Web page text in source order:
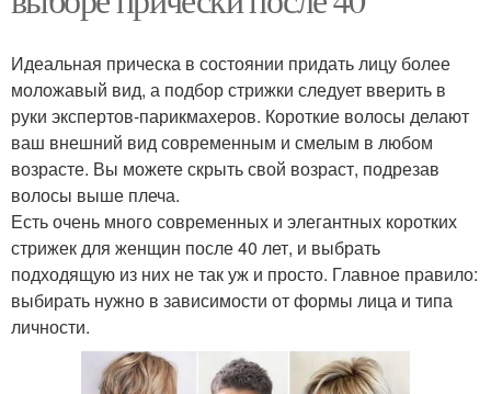
Идеальная прическа в состоянии придать лицу более
моложавый вид, а подбор стрижки следует вверить в
руки экспертов-парикмахеров. Короткие волосы делают
ваш внешний вид современным и смелым в любом
возрасте. Вы можете скрыть свой возраст, подрезав
волосы выше плеча.
Есть очень много современных и элегантных коротких
стрижек для женщин после 40 лет, и выбрать
подходящую из них не так уж и просто. Главное правило:
выбирать нужно в зависимости от формы лица и типа
личности.